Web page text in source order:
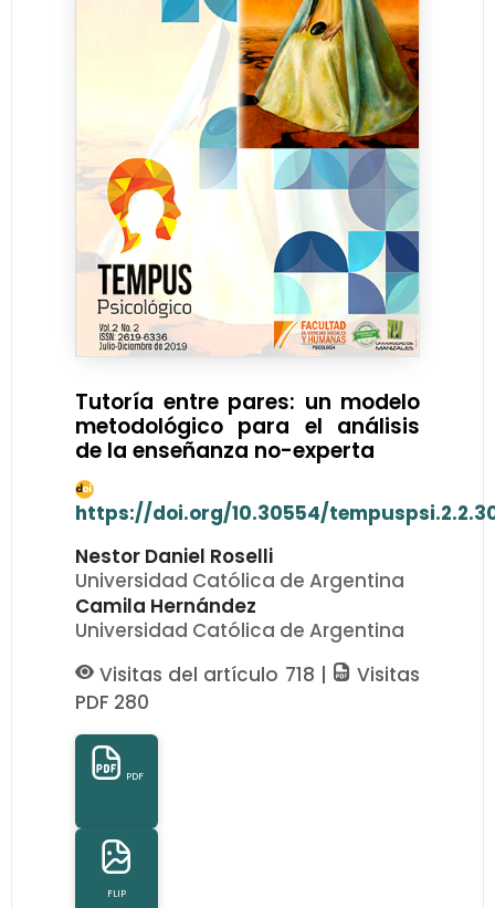
Tutoría entre pares: un modelo
metodológico para el análisis
de la enseñanza no-experta
https://doi.org/10.30554/
Nestor Daniel Roselli
Universidad Católica de Argentina
Camila Hernández
Universidad Católica de Argentina
Visitas del artículo 718 |
Visitas
PDF 280
PDF
FLIP